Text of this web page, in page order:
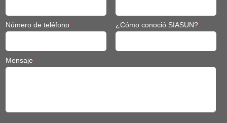
Número de teléfono* ¿Cómo conoció SIASUN?*
Mensaje*